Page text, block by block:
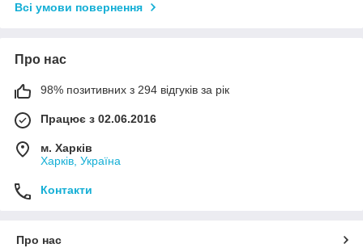
Всі умови повернення
Про нас
98% позитивних з 294 відгуків за рік
Працює з 02.06.2016
м. Харків
Харків, Україна
Контакти
Про нас